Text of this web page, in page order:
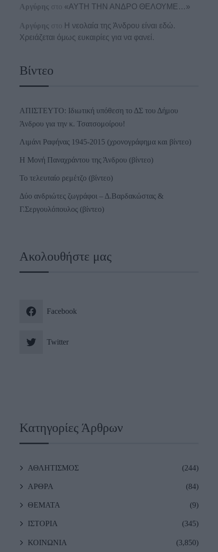
Αργύρης στο «ΑΥΤΗ ΤΗΝ ΑΝΔΡΟ ΘΕΛΟΥΜΕ…»
Αργύρης στο Η νεολαία της Άνδρου είναι εδώ.
Χρειάζεται όμως ευκαιρίες για να φανεί.
Βίντεο
ΑΠΙΣΤΕΥΤΟ: Ιδιωτική υπόθεση το ΔΣ του Δήμου
Άνδρου για την κ. Τσατσομοίρου!
Λιμάνι Ραφήνας 1945-2015 (χρονογράφημα και βίντεο)
Η Μονή Παναχράντου της Άνδρου (βίντεο)
Το τελευταίο ρεμέτζο (βίντεο)
Δύο ανδριώτες ζωγράφοι – Δ.Βαρδακώστας &
Γ.Σεργουλόπουλος (βίντεο)
Ακολουθήστε μας
Facebook
Twitter
Κατηγορίες Άρθρων
ΑΘΛΗΤΙΣΜΟΣ (244)
ΑΡΘΡΑ (84)
ΘΕΜΑΤΑ (9)
ΙΣΤΟΡΙΑ (345)
ΚΟΙΝΩΝΙΑ (3,850)